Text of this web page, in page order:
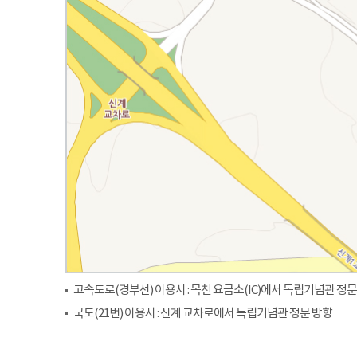
고속도로(경부선) 이용시 : 목천 요금소(IC)에서 독립기념관 정
국도(21번) 이용시 : 신계 교차로에서 독립기념관 정문 방향